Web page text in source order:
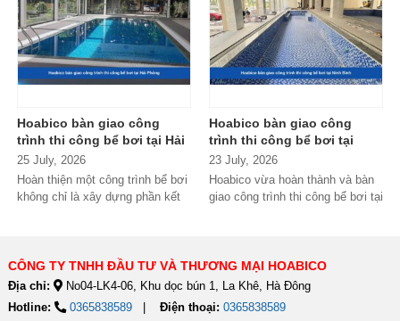
Hoabico bàn giao công
trình thi công bể bơi tại Hải
Phòng
25 July, 2026
Hoàn thiện một công trình bể bơi
không chỉ là xây dựng phần kết
Hoabico bàn giao công
trình thi công bể bơi tại
Ninh Bình
23 July, 2026
Hoabico vừa hoàn thành và bàn
giao công trình thi công bể bơi tại
CÔNG TY TNHH ĐẦU TƯ VÀ THƯƠNG MẠI HOABICO
Địa chỉ:
No04-LK4-06, Khu dọc bún 1, La Khê, Hà Đông
Hotline:
0365838589 Điện thoại: 0365838589